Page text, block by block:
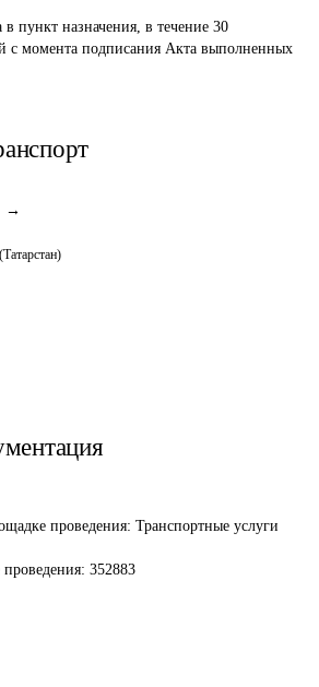
в пункт назначения, в течение 30
с момента подписания Акта выполненных
→
проведения: Транспортные услуги
352883